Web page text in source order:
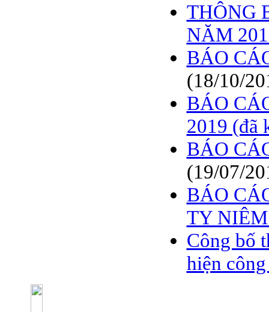
THÔNG
NĂM
BÁO
(18/10/
BÁO
2019 (đã
BÁO
(19/07/
BÁO
TY
Công bố
hiện